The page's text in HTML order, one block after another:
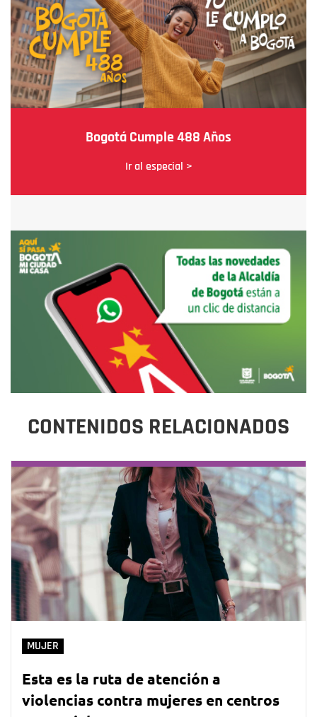
Bogotá Cumple 488 Años
Ir al especial >
CONTENIDOS RELACIONADOS
MUJER
Esta es la ruta de atención a
violencias contra mujeres en centros